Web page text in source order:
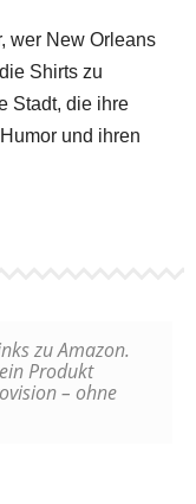
wer New Orleans
Shirts zu
Stadt, die ihre
und ihren
zu Amazon.
Produkt
– ohne